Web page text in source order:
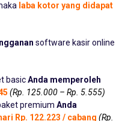
laba kotor yang didapat
software kasir online
basicAnda memperoleh
(Rp. 125.000 – Rp. 5.555)
premium Anda
Rp. 122.223 / cabang (Rp.